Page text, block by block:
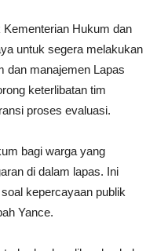
Hukum dan
untuk segera melakukan
dan manajemen Lapas
keterlibatan tim
proses evaluasi.
bagi warga yang
di dalam lapas. Ini
kepercayaan publik
Yance.